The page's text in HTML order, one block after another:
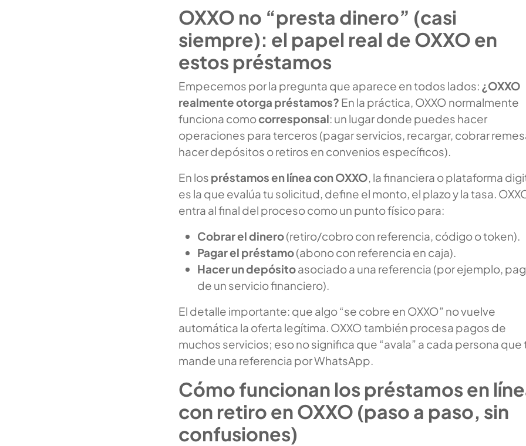
OXXO no “presta dinero” (casi
siempre): el papel real de OXXO en
estos préstamos
Empecemos por la pregunta que aparece en todos lados: ¿OXXO
realmente otorga préstamos? En la práctica, OXXO normalmente
funciona comocorresponsal: un lugar donde puedes hacer
operaciones para terceros (pagar servicios, recargar, cobrar
hacer depósitos o retiros en convenios específicos).
En los préstamos en línea con OXXO, la financiera o plataforma
es la que evalúa tu solicitud, define el monto, el plazo y la tasa.
entra al final del proceso como un punto físico para:
Cobrar el dinero(retiro/cobro con referencia, código o token).
Pagar el préstamo(abono con referencia en caja).
Hacer un depósitoasociado a una referencia (por ejemplo,
de un servicio financiero).
El detalle importante: que algo “se cobre en OXXO” no vuelve
automática la oferta legítima. OXXO también procesa pagos de
muchos servicios; eso no significa que “avala” a cada persona que
mande una referencia por WhatsApp.
Cómo funcionan los préstamos en
con retiro en OXXO (paso a paso, sin
confusiones)